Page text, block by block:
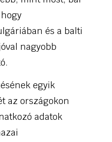
és a balti
nagyobb
egyik
az országokon
adatok